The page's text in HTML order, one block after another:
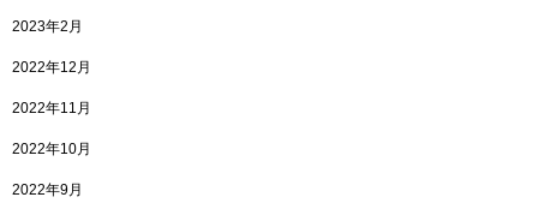
2023年2月
2022年12月
2022年11月
2022年10月
2022年9月